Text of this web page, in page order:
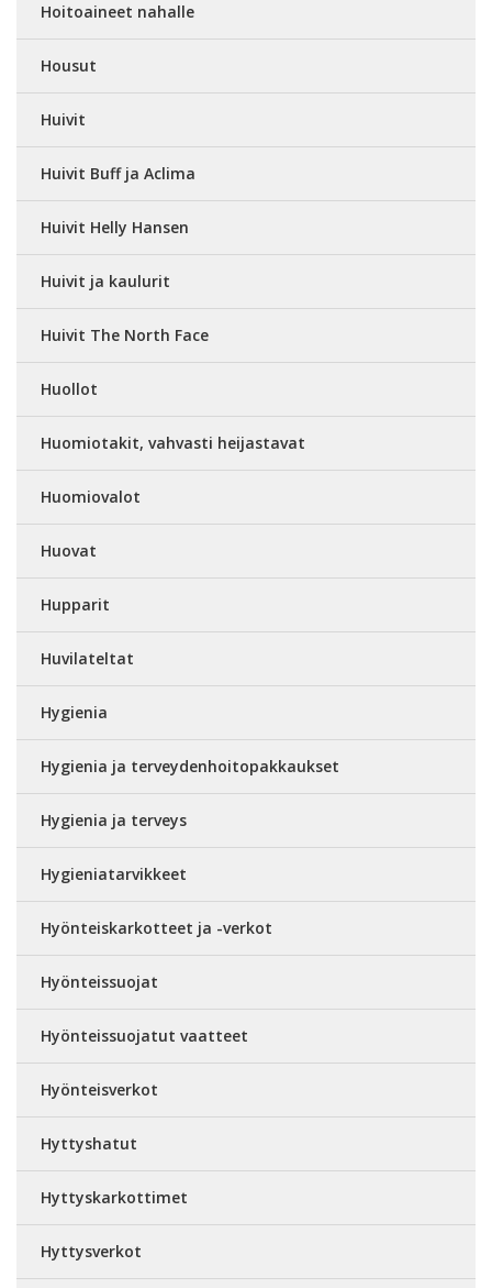
Hoitoaineet nahalle
Housut
Huivit
Huivit Buff ja Aclima
Huivit Helly Hansen
Huivit ja kaulurit
Huivit The North Face
Huollot
Huomiotakit, vahvasti heijastavat
Huomiovalot
Huovat
Hupparit
Huvilateltat
Hygienia
Hygienia ja terveydenhoitopakkaukset
Hygienia ja terveys
Hygieniatarvikkeet
Hyönteiskarkotteet ja -verkot
Hyönteissuojat
Hyönteissuojatut vaatteet
Hyönteisverkot
Hyttyshatut
Hyttyskarkottimet
Hyttysverkot